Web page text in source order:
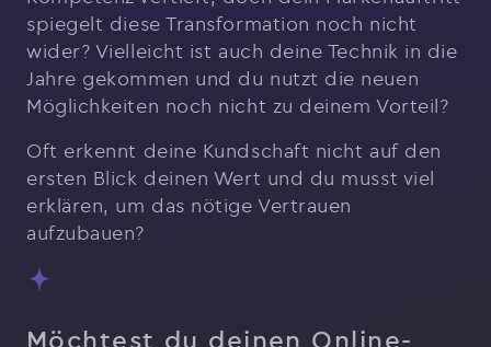
spiegelt diese Transformation noch nicht
wider? Vielleicht ist auch deine Technik in die
Jahre gekommen und du nutzt die neuen
Möglichkeiten noch nicht zu deinem Vorteil?
Oft erkennt deine Kundschaft nicht auf den
ersten Blick deinen Wert und du musst viel
erklären, um das nötige Vertrauen
aufzubauen?
Möchtest du deinen Online-